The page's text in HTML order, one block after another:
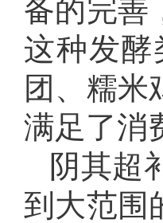
备的完善
这种发
团、糯米
满足了消
阴其超
到大范围